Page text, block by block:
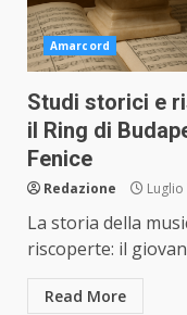
Amarcord
Studi storici e
il Ring di
Fenice
Redazione Luglio
La storia della
riscoperte: il
Read More